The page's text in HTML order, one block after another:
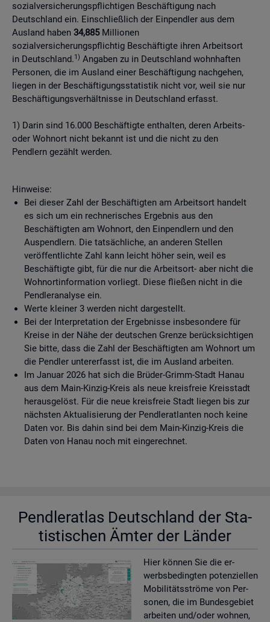
sozialversicherungspflichtigen Beschäftigung nach
Deutschland ein. Einschließlich der Einpendler aus dem
Ausland haben 34,885Millionen
sozialversicherungspflichtig Beschäftigte ihren Arbeitsort
in Deutschland.1) Angaben zu in Deutschland wohnhaften
Personen, die im Ausland einer Beschäftigung nachgehen,
liegen in der Beschäftigungsstatistik nicht vor, weil sie nur
Beschäftigungsverhältnisse in Deutschland erfasst.
1) Darin sind 16.000 Beschäftigte enthalten, deren Arbeits-
oder Wohnort nicht bekannt ist und die nicht zu den
Pendlern gezählt werden.
Hinweise:
Bei dieser Zahl der Beschäftigten am Arbeitsort handelt
es sich um ein rechnerisches Ergebnis aus den
Beschäftigten am Wohnort, den Einpendlern und den
Auspendlern. Die tatsächliche, an anderen Stellen
veröffentlichte Zahl kann leicht höher sein, weil es
Beschäftigte gibt, für die nur die Arbeitsort- aber nicht die
Wohnortinformation vorliegt. Diese fließen nicht in die
Pendleranalyse ein.
Werte kleiner 3 werden nicht dargestellt.
Bei der Interpretation der Ergebnisse insbesondere für
Kreise in der Nähe der deutschen Grenze berücksichtigen
Sie bitte, dass die Zahl der Beschäftigten am Wohnort um
die Pendler untererfasst ist, die im Ausland arbeiten.
Im Januar 2026 hat sich die Brüder-Grimm-Stadt Hanau
aus dem Main-Kinzig-Kreis als neue kreisfreie Kreisstadt
herausgelöst. Für die neue kreisfreie Stadt liegen bis zur
nächsten Aktualisierung der Pendleratlanten noch keine
Daten vor. Bis dahin sind bei dem Main-Kinzig-Kreis die
Daten von Hanau noch mit eingerechnet.
Pend­ler­at­las Deutsch­land der Sta­
tis­ti­schen Ämter der Län­der
Hier kön­nen Sie die er­
werbs­be­ding­ten po­ten­zi­el­len
Mo­bi­li­täts­strö­me von Per­
so­nen, die im Bun­des­ge­biet
ar­bei­ten und/oder woh­nen,